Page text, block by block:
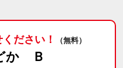
ださい！ （無料）
か Ｂ